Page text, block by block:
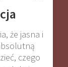
że jasna i
czego